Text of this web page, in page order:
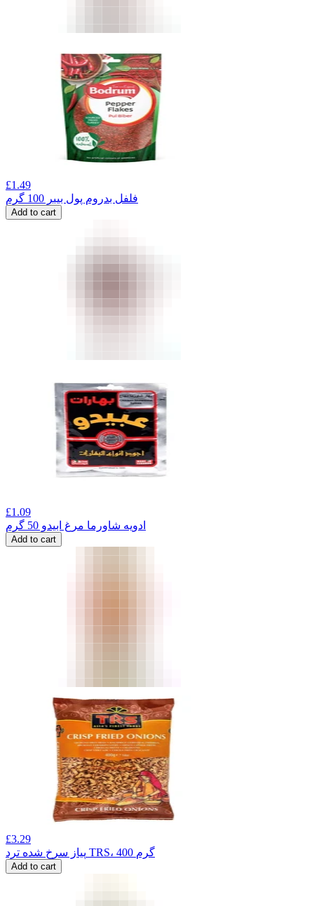
£1.49
فلفل بدروم پول بیبر 100 گرم
Add to cart
£1.09
ادویه شاورما مرغ ابیدو 50 گرم
Add to cart
£3.29
پیاز سرخ شده ترد TRS، 400 گرم
Add to cart